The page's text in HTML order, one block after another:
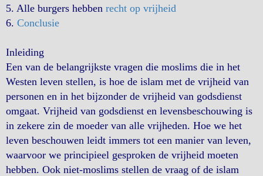
5. Alle burgers hebben recht op vrijheid
6. Conclusie
Inleiding
Een van de belangrijkste vragen die moslims die in het
Westen leven stellen, is hoe de islam met de vrijheid van
personen en in het bijzonder de vrijheid van godsdienst
omgaat. Vrijheid van godsdienst en levensbeschouwing is
in zekere zin de moeder van alle vrijheden. Hoe we het
leven beschouwen leidt immers tot een manier van leven,
waarvoor we principieel gesproken de vrijheid moeten
hebben. Ook niet-moslims stellen de vraag of de islam